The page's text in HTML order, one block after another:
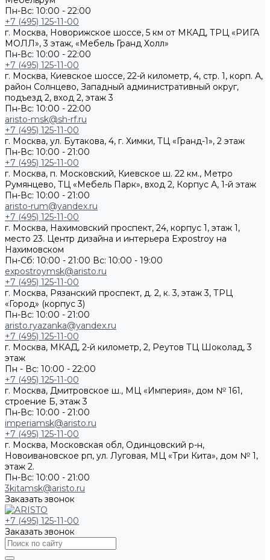
Пн-Вс: 10:00 - 22:00
+7 (495) 125-11-00
г. Москва, Новорижское шоссе, 5 км от МКАД, ТРЦ «РИГА
МОЛЛ», 3 этаж, «Мебель Гранд Холл»
Пн-Вс: 10:00 - 22:00
+7 (495) 125-11-00
г. Москва, Киевское шоссе, 22-й километр, 4, стр. 1, корп. А,
район Солнцево, Западный административный округ,
подъезд 2, вход 2, этаж 3
Пн-Вс: 10:00 - 22:00
aristo-msk@sh-rf.ru
+7 (495) 125-11-00
г. Москва, ул. Бутакова, 4, г. Химки, ТЦ «Гранд-1», 2 этаж
Пн-Вс: 10:00 - 21:00
+7 (495) 125-11-00
г. Москва, п. Московский, Киевское ш. 22 км., Метро
Румянцево, ТЦ «Мебель Парк», вход 2, Корпус А, 1-й этаж
Пн-Вс: 10:00 - 21:00
aristo-rum@yandex.ru
+7 (495) 125-11-00
г. Москва, Нахимовский проспект, 24, корпус 1, этаж 1,
место 23. Центр дизайна и интерьера Expostroy на
Нахимовском
Пн-Сб: 10:00 - 21:00 Вс: 10:00 - 19:00
expostroymsk@aristo.ru
+7 (495) 125-11-00
г. Москва, Рязанский проспект, д. 2, к. 3, этаж 3, ТРЦ
«Город» (корпус 3)
Пн-Вс: 10:00 - 21:00
aristo.ryazanka@yandex.ru
+7 (495) 125-11-00
г. Москва, МКАД, 2-й километр, 2, Реутов ТЦ Шоколад, 3
этаж
Пн - Вс: 10:00 - 22:00
+7 (495) 125-11-00
г. Москва, Дмитровское ш., МЦ «Империя», дом № 161,
строение Б, этаж 3
Пн-Вс: 10:00 - 21:00
imperiamsk@aristo.ru
+7 (495) 125-11-00
г. Москва, Московская обл, Одинцовский р-н,
Новоивановское рп, ул. Луговая, МЦ «Три Кита», дом № 1,
этаж 2.
Пн-Вс: 10:00 - 21:00
3kitamsk@aristo.ru
Заказать звонок
+7 (495) 125-11-00
Заказать звонок